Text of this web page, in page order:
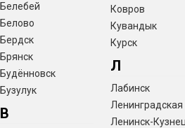
Белебей
Белово
Бердск
Брянск
Будённовск
Бузулук
В
Ковров
Кувандык
Курск
Л
Лабинск
Ленинградская
Ленинск-